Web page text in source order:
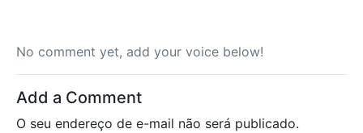
No comment yet, add your voice below!
Add a Comment
O seu endereço de e-mail não será publicado.